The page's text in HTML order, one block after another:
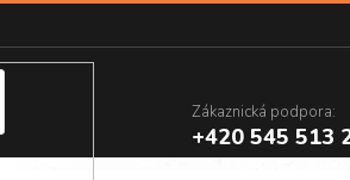
Zákaznická podpora:
+420 545 513